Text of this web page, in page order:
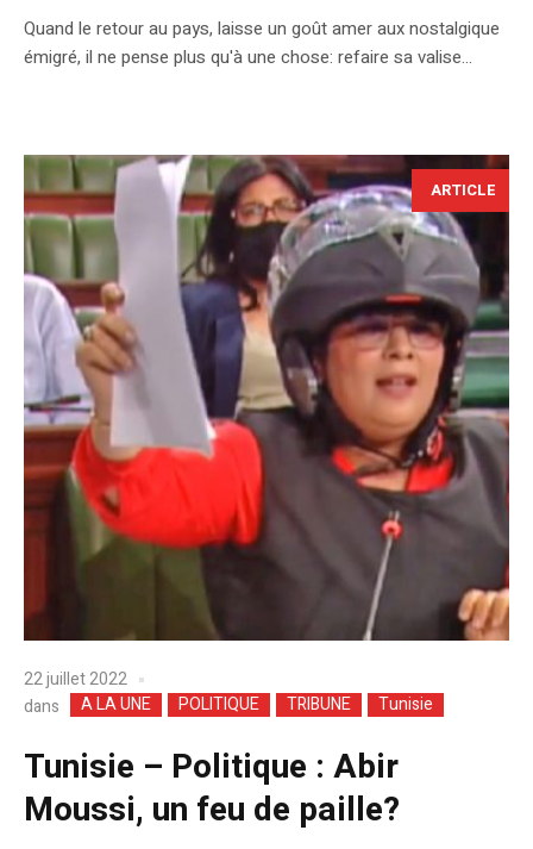
Quand le retour au pays, laisse un goût amer aux nostalgique
émigré, il ne pense plus qu'à une chose: refaire sa valise...
ARTICLE
22 juillet 2022
dans
A LA UNE POLITIQUE TRIBUNE Tunisie
Tunisie – Politique : Abir
Moussi, un feu de paille?